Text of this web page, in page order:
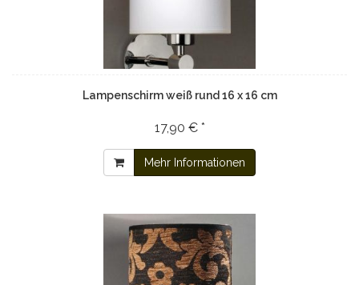
Lampenschirm weiß rund 16 x 16 cm
17,90 € *
Mehr Informationen